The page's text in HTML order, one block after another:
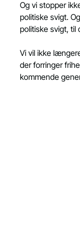
Og vi stopper
politiske svigt.
politiske svigt, til
Vi vil ikke
der forringer
kommende